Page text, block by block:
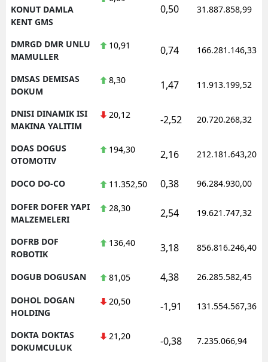
KONUT DAMLA
KENT GMS
0,50 31.887.858,99
DMRGD DMR UNLU
MAMULLER
10,91 0,74 166.281.146,33
DMSAS DEMISAS
DOKUM
8,30 1,47 11.913.199,52
DNISI DINAMIK ISI
MAKINA YALITIM
20,12 -2,52 20.720.268,32
DOAS DOGUS
OTOMOTIV
194,30 2,16 212.181.643,20
DOCO DO-CO 11.352,50 0,38 96.284.930,00
DOFER DOFER YAPI
MALZEMELERI
28,30 2,54 19.621.747,32
DOFRB DOF
ROBOTIK
136,40 3,18 856.816.246,40
DOGUB DOGUSAN 81,05 4,38 26.285.582,45
DOHOL DOGAN
HOLDING
20,50 -1,91 131.554.567,36
DOKTA DOKTAS
DOKUMCULUK
21,20 -0,38 7.235.066,94